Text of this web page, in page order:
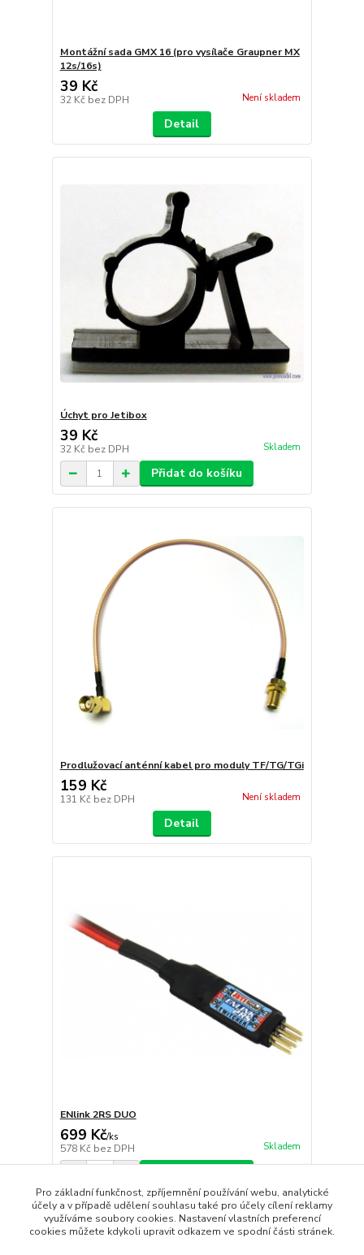
Montážní sada GMX 16 (pro vysílače Graupner MX
12s/16s)
39 Kč
32 Kč bez DPH Není skladem
Detail
Úchyt pro Jetibox
39 Kč
32 Kč bez DPH Skladem
Přidat do košíku
Prodlužovací anténní kabel pro moduly TF/TG/TGi
159 Kč
131 Kč bez DPH Není skladem
Detail
ENlink 2RS DUO
699 Kč/ks
578 Kč bez DPH Skladem
strana z 1
Pro základní funkčnost, zpříjemnění používání webu, analytické
účely a v případě udělení souhlasu také pro účely cílení reklamy
využíváme soubory cookies. Nastavení vlastních preferencí
cookies můžete kdykoli upravit odkazem ve spodní části stránek.